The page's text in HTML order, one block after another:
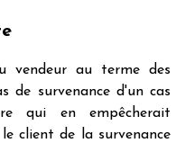
vendeur au terme des
de survenance d'un cas
qui en empêcherait
client de la survenance